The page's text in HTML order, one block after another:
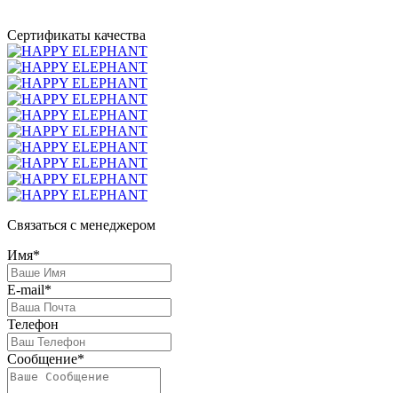
Сертификаты качества
Связаться с менеджером
Имя*
E-mail*
Телефон
Сообщение*